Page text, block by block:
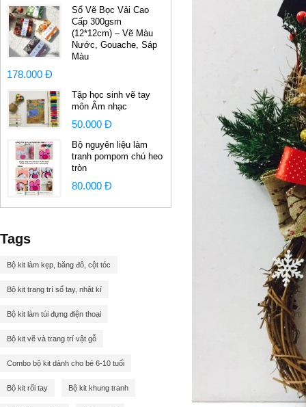
Sổ Vẽ Bọc Vải Cao
Cấp 300gsm
(12*12cm) – Vẽ Màu
Nước, Gouache, Sáp
Màu
178.000 Đ
Tập học sinh vẽ tay
môn Âm nhạc
50.000 Đ
Bộ nguyên liệu làm
tranh pompom chú heo
tròn
80.000 Đ
Tags
Bộ kit làm kẹp, băng đô, cột tóc
Bộ kit trang trí sổ tay, nhật kí
Bộ kit làm túi đựng điện thoại
Bộ kit vẽ và trang trí vật gỗ
Combo bộ kit dành cho bé 6-10 tuổi
Bộ kit rối tay Bộ kit khung tranh